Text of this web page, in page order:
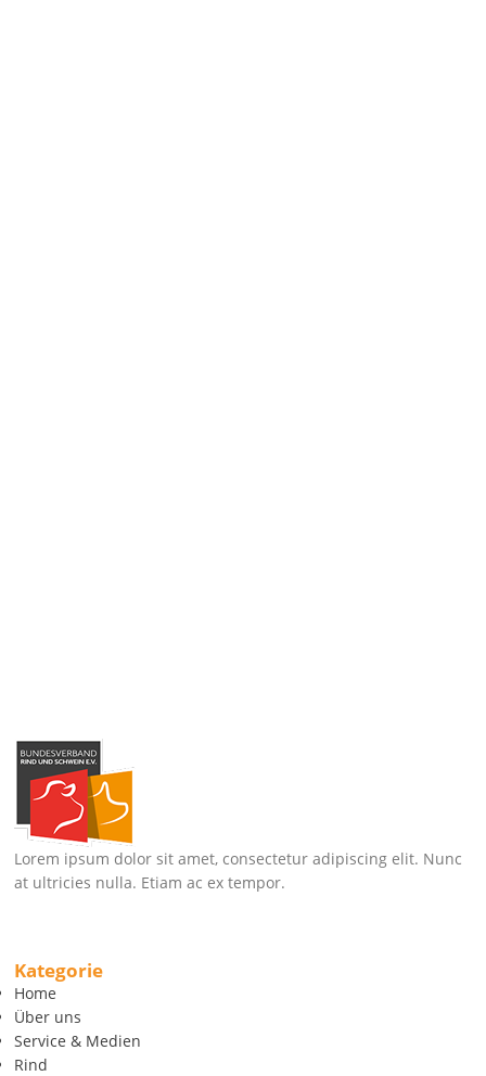
Lorem ipsum dolor sit amet, consectetur adipiscing elit. Nunc
at ultricies nulla. Etiam ac ex tempor.
Kategorie
Home
Über uns
Service & Medien
Rind